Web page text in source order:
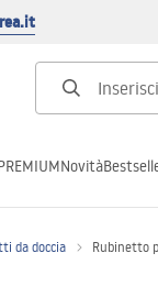
Novità
da doccia Rubinetto